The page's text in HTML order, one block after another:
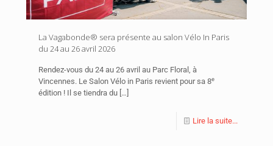
La Vagabonde® sera présente au salon Vélo In Paris
du 24 au 26 avril 2026
Rendez-vous du 24 au 26 avril au Parc Floral, à
Vincennes. Le Salon Vélo in Paris revient pour sa 8ᵉ
édition ! Il se tiendra du […]
Lire la suite...